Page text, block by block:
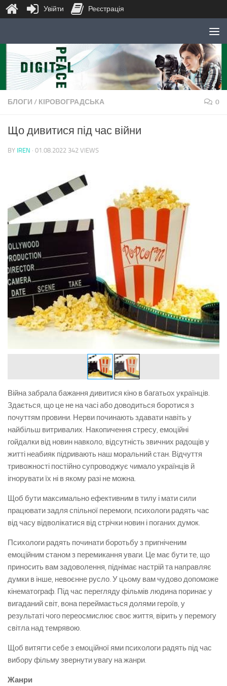
Skip to content
БЛОГИ / КІРОВОГРАДСЬКА 0
Що дивитися під час війни
BY IREN · 01.08.2022 342 VIEWS
Війна забрала бажання дивитися кіно в багатьох українців.
Здається, що це не на часі або доводиться боротися з
почуттям провини. Нерви починають здавати навіть у
найбільш витривалих. Накопичення стресу, емоційні
гойдалки від новин навколо, відсутність звичних радощів у
житті неабияк підривають наш моральний стан. Відчуття
тривожності постійно супроводжує чимало українців й
ігнорувати їх ні в якому разі не можна.
Щоб бути максимально ефективним в тилу і мати сили
працювати задля спільної перемоги, психологи радять час
від часу відволікатися від стрічки новин і поганих думок.
Психологи радять починати боротьбу з пригніченим
емоційним станом з перемикання уваги. Це має бути те, що
приносить вам задоволення, піднімає настрій та направляє
думки в інше, невоєнне русло. У цьому вам чудово допоможе
кінематограф. Під час перегляду фільмів людина поринає у
вигаданий світ, вона переймається долями героїв, у
результаті чого переосмислює своє життя, вірить у перемогу
світла над темрявою.
Щоб витягти себе з емоційної ями психологи радять під час
вибору фільму звернути увагу на жанри.
Жанри
Увійти Реєстрація